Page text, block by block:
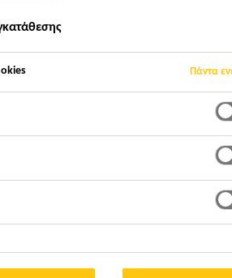
Πάντα